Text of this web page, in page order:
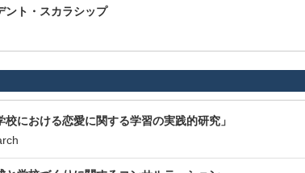
ント・スカラシップ
における恋愛に関する学習の実践的研究」